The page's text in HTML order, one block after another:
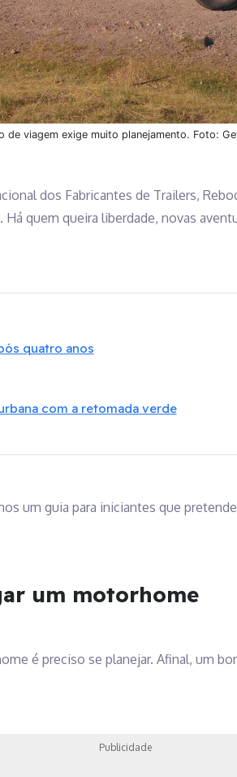
de viagem exige muito planejamento. Foto:
dos Fabricantes de Trailers,
Há quem queira liberdade, novas
quatro anos
com a retomada verde
um guia para iniciantes que
um motorhome
é preciso se planejar. Afinal, um
Publicidade